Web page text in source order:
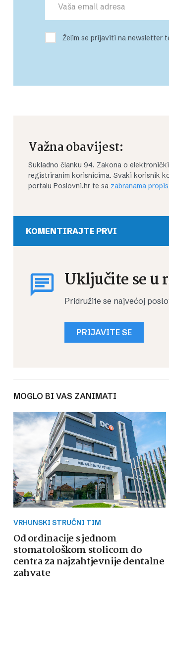
Želim se prijaviti na newsletter
Važna obavijest:
Sukladno članku 94. Zakona o
registriranim korisnicima. Svaki korisnik
portalu Poslovni.hr te sa zabranama
KOMENTIRAJTE PRVI
Uključite se u
Pridružite se najvećoj
PRIJAVITE SE
MOGLO BI VAS ZANIMATI
VRHUNSKI STRUČNI TIM
Od ordinacije s jednom
stomatološkom stolicom do
centra za najzahtjevnije dentalne
zahvate